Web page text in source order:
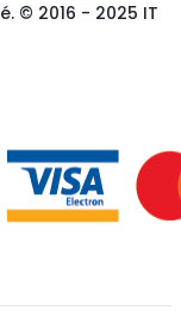
© 2016 - 2025 IT